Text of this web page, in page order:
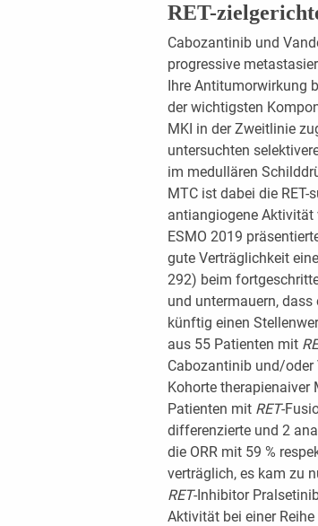
RET-
Cabozantinib und
progressive
Ihre Antitumorwirkung
der wichtigsten
MKI in der Zweitlinie
untersuchten
im medullären
MTC ist dabei die
antiangiogene
ESMO 2019
gute Verträglichkeit
292) beim
und untermauern, dass
künftig einen
aus 55 Patienten mit
Cabozantinib und/oder
Kohorte therapienaiver
Patienten mit RET-
differenzierte und 2
die ORR mit 59 %
verträglich, es kam zu
RET-Inhibitor
Aktivität bei einer